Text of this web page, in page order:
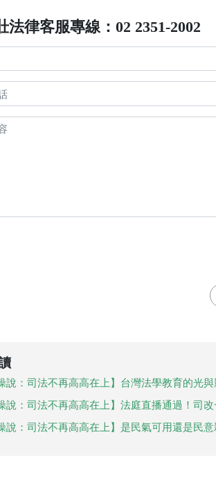
法律客服專線：02 2351-2002
說：司法不再高高在上】台灣法學教育的光
說：司法不再高高在上】法庭直播通過！司
說：司法不再高高在上】是民氣可用還是民